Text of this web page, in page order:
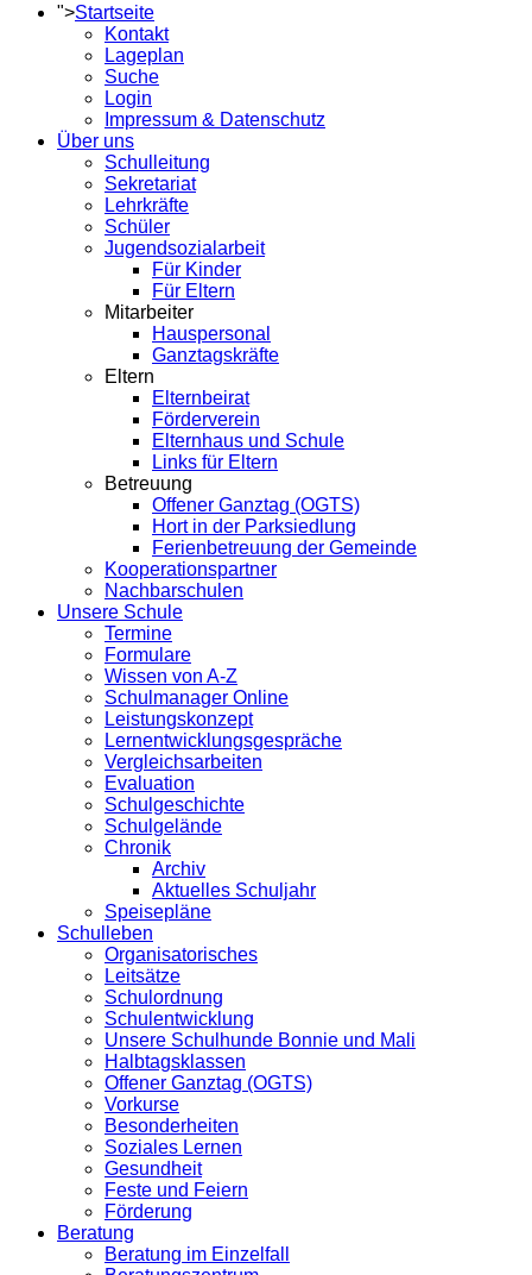
">Startseite
Kontakt
Lageplan
Suche
Login
Impressum & Datenschutz
Über uns
Schulleitung
Sekretariat
Lehrkräfte
Schüler
Jugendsozialarbeit
Für Kinder
Für Eltern
Mitarbeiter
Hauspersonal
Ganztagskräfte
Eltern
Elternbeirat
Förderverein
Elternhaus und Schule
Links für Eltern
Betreuung
Offener Ganztag (OGTS)
Hort in der Parksiedlung
Ferienbetreuung der Gemeinde
Kooperationspartner
Nachbarschulen
Unsere Schule
Termine
Formulare
Wissen von A-Z
Schulmanager Online
Leistungskonzept
Lernentwicklungsgespräche
Vergleichsarbeiten
Evaluation
Schulgeschichte
Schulgelände
Chronik
Archiv
Aktuelles Schuljahr
Speisepläne
Schulleben
Organisatorisches
Leitsätze
Schulordnung
Schulentwicklung
Unsere Schulhunde Bonnie und Mali
Halbtagsklassen
Offener Ganztag (OGTS)
Vorkurse
Besonderheiten
Soziales Lernen
Gesundheit
Feste und Feiern
Förderung
Beratung
Beratung im Einzelfall